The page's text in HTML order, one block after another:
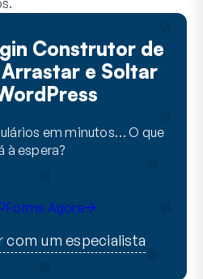
Construtor de
e Soltar
em minutos… O que
à espera?
Agora
com um especialista